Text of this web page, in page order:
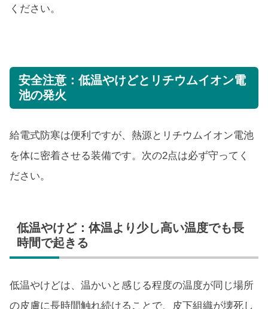
ください。
安全注意：低温やけどとリチウムイオン電
池の発火
給電式防寒は便利ですが、熱源とリチウムイオン電池
を体に密着させる装備です。次の2点は必ず守ってく
ださい。
低温やけど：体温より少し高い温度でも長
時間で起きる
低温やけどは、温かいと感じる程度の温度が同じ場所
の皮膚に長時間触れ続けることで、皮下組織が壊死し